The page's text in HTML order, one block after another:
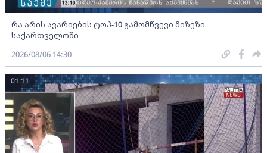
რა არის ავარიების ტოპ-10 გამომწვევი მიზეზი
საქართველოში
2026/08/06 14:30
01:11